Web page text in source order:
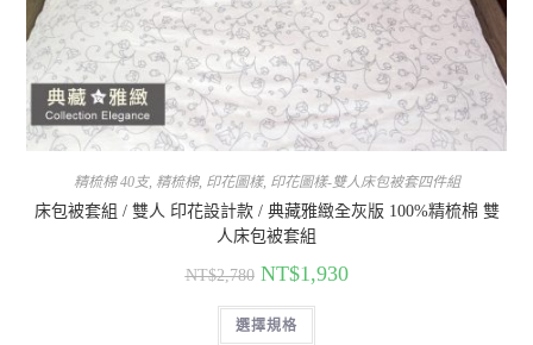
精梳棉 40支, 精梳棉, 印花圖樣, 印花圖樣-雙人床包被套四件組
床包被套組 / 雙人 印花設計款 / 典藏雅緻全灰版 100%精梳棉 雙
人床包被套組
NT$2,780 NT$1,930
選擇規格